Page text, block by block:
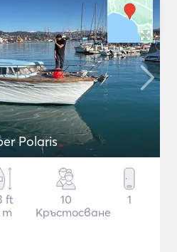
Polaris
ft
10
Кръстосване
1